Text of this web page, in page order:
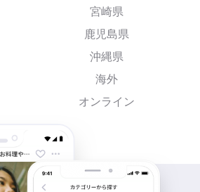
宮崎県
鹿児島県
沖縄県
海外
オンライン